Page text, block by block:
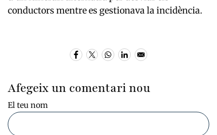
conductors mentre es gestionava la incidència.
Afegeix un comentari nou
El teu nom